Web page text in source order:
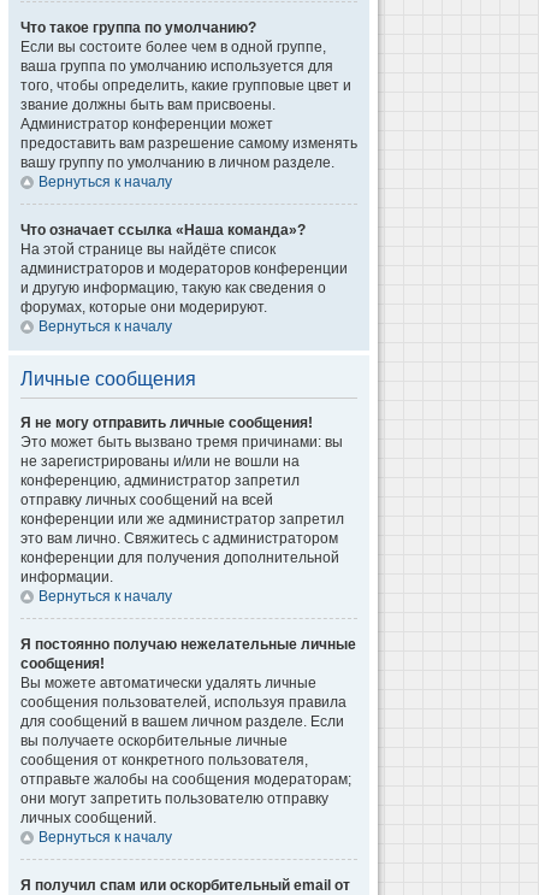
Что такое группа по умолчанию?
Если вы состоите более чем в одной группе,
ваша группа по умолчанию используется для
того, чтобы определить, какие групповые цвет и
звание должны быть вам присвоены.
Администратор конференции может
предоставить вам разрешение самому изменять
вашу группу по умолчанию в личном разделе.
Вернуться к началу
Что означает ссылка «Наша команда»?
На этой странице вы найдёте список
администраторов и модераторов конференции
и другую информацию, такую как сведения о
форумах, которые они модерируют.
Вернуться к началу
Личные сообщения
Я не могу отправить личные сообщения!
Это может быть вызвано тремя причинами: вы
не зарегистрированы и/или не вошли на
конференцию, администратор запретил
отправку личных сообщений на всей
конференции или же администратор запретил
это вам лично. Свяжитесь с администратором
конференции для получения дополнительной
информации.
Вернуться к началу
Я постоянно получаю нежелательные личные
сообщения!
Вы можете автоматически удалять личные
сообщения пользователей, используя правила
для сообщений в вашем личном разделе. Если
вы получаете оскорбительные личные
сообщения от конкретного пользователя,
отправьте жалобы на сообщения модераторам;
они могут запретить пользователю отправку
личных сообщений.
Вернуться к началу
Я получил спам или оскорбительный email от